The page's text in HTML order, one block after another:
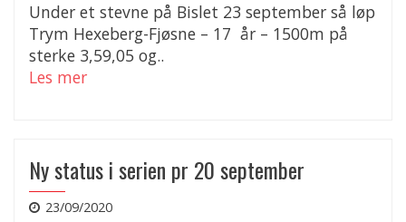
Under et stevne på Bislet 23 september så løp
Trym Hexeberg-Fjøsne – 17 år – 1500m på
sterke 3,59,05 og..
Les mer
Ny status i serien pr 20 september
23/09/2020